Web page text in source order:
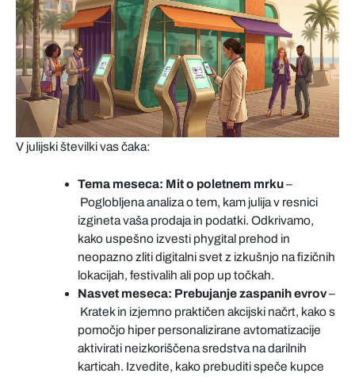
V julijski številki vas čaka:
Tema meseca: Mit o poletnem mrku–
Poglobljena analiza o tem, kam julija v resnici
izgineta vaša prodaja in podatki. Odkrivamo,
kako uspešno izvesti phygital prehod in
neopazno zliti digitalni svet z izkušnjo na fizičnih
lokacijah, festivalih ali pop up točkah.
Nasvet meseca: Prebujanje zaspanih evrov–
Kratek in izjemno praktičen akcijski načrt, kako s
pomočjo hiper personalizirane avtomatizacije
aktivirati neizkoriščena sredstva na darilnih
karticah. Izvedite, kako prebuditi speče kupce